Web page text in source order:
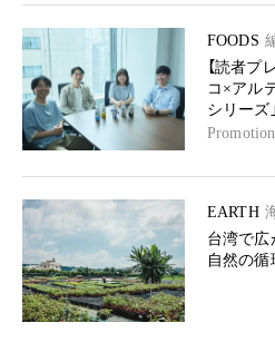
FOODS
【読者プ
コ×アル
シリーズ
Promotion
EARTH
台湾で広
自然の循